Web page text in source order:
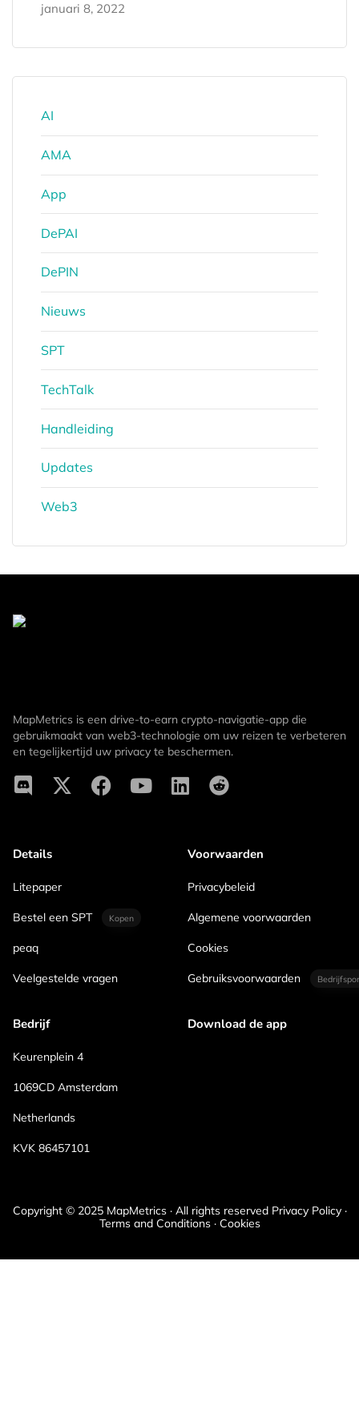
januari 8, 2022
AI
AMA
App
DePAI
DePIN
Nieuws
SPT
TechTalk
Handleiding
Updates
Web3
MapMetrics is een drive-to-earn crypto-navigatie-app die
gebruikmaakt van web3-technologie om uw reizen te verbeteren
en tegelijkertijd uw privacy te beschermen.
Details
Litepaper
Bestel een SPT Kopen
peaq
Veelgestelde vragen
Voorwaarden
Privacybeleid
Algemene voorwaarden
Cookies
Gebruiksvoorwaarden
Bedrijf
Keurenplein 4
1069CD Amsterdam
Netherlands
KVK 86457101
Download de app
Copyright © 2025 MapMetrics · All rights reserved Privacy Policy ·
Terms and Conditions · Cookies